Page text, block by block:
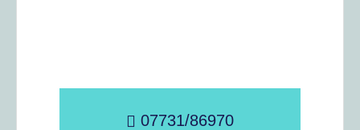
07731/86970